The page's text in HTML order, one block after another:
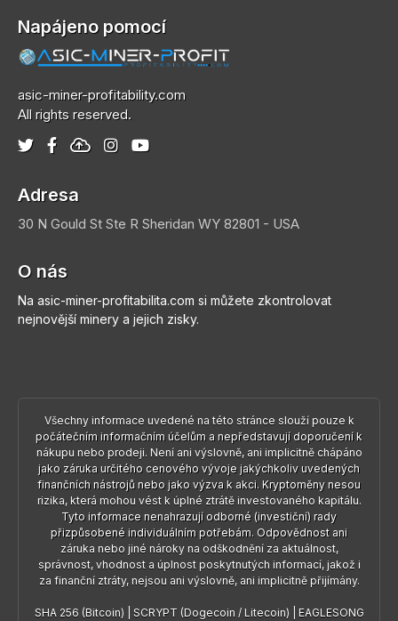
Napájeno pomocí
asic-miner-profitability.com
All rights reserved.
Adresa
30 N Gould St Ste R Sheridan WY 82801 - USA
O nás
Na asic-miner-profitabilita.com si můžete zkontrolovat
nejnovější minery a jejich zisky.
Všechny informace uvedené na této stránce slouží pouze k
počátečním informačním účelům a nepředstavují doporučení k
nákupu nebo prodeji. Není ani výslovně, ani implicitně chápáno
jako záruka určitého cenového vývoje jakýchkoliv uvedených
finančních nástrojů nebo jako výzva k akci. Kryptoměny nesou
rizika, která mohou vést k úplné ztrátě investovaného kapitálu.
Tyto informace nenahrazují odborné (investiční) rady
přizpůsobené individuálním potřebám. Odpovědnost ani
záruka nebo jiné nároky na odškodnění za aktuálnost,
správnost, vhodnost a úplnost poskytnutých informací, jakož i
za finanční ztráty, nejsou ani výslovně, ani implicitně přijímány.
SHA 256 (Bitcoin) SCRYPT (Dogecoin / Litecoin) EAGLESONG